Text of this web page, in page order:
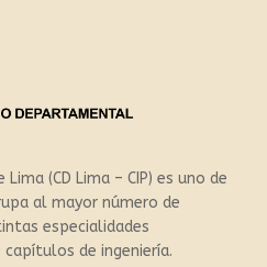
(CD Lima – CIP) es uno de
al mayor número de
especialidades
de ingeniería.